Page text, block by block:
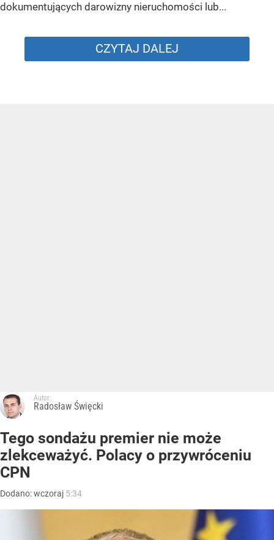
dokumentujących darowizny nieruchomości lub...
CZYTAJ DALEJ
Autor:
Radosław Święcki
Tego sondażu premier nie może
zlekceważyć. Polacy o przywróceniu
CPN
Dodano:wczoraj 5:34